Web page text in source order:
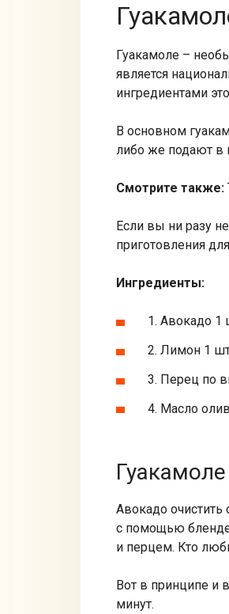
Гуакамоле –
является
ингредиентами
В основном
либо же подают в
Смотрите также:
Если вы ни разу
приготовления
Ингредиенты:
1. Авокадо 1
2. Лимон 1
3. Перец по
4. Масло
Гуакамоле
Авокадо
с помощью
и перцем. Кто
Вот в принципе и
минут.